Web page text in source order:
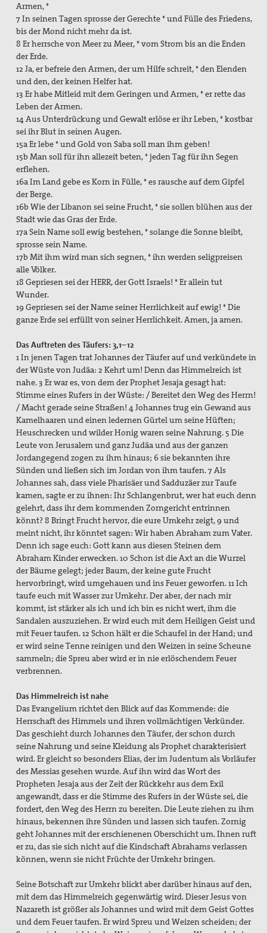
Armen, *
7 In seinen Tagen sprosse der Gerechte * und Fülle des Friedens,
bis der Mond nicht mehr da ist.
8 Er herrsche von Meer zu Meer, * vom Strom bis an die Enden
der Erde.
12 Ja, er befreie den Armen, der um Hilfe schreit, * den Elenden
und den, der keinen Helfer hat.
13 Er habe Mitleid mit dem Geringen und Armen, * er rette das
Leben der Armen.
14 Aus Unterdrückung und Gewalt erlöse er ihr Leben, * kostbar
sei ihr Blut in seinen Augen.
15a Er lebe * und Gold von Saba soll man ihm geben!
15b Man soll für ihn allezeit beten, * jeden Tag für ihn Segen
erflehen.
16a Im Land gebe es Korn in Fülle, * es rausche auf dem Gipfel
der Berge.
16b Wie der Libanon sei seine Frucht, * sie sollen blühen aus der
Stadt wie das Gras der Erde.
17a Sein Name soll ewig bestehen, * solange die Sonne bleibt,
sprosse sein Name.
17b Mit ihm wird man sich segnen, * ihn werden seligpreisen
alle Völker.
18 Gepriesen sei der HERR, der Gott Israels! * Er allein tut
Wunder.
19 Gepriesen sei der Name seiner Herrlichkeit auf ewig! * Die
ganze Erde sei erfüllt von seiner Herrlichkeit. Amen, ja amen.
Das Auftreten des Täufers: 3,1–12
1 In jenen Tagen trat Johannes der Täufer auf und verkündete in
der Wüste von Judäa: 2 Kehrt um! Denn das Himmelreich ist
nahe. 3 Er war es, von dem der Prophet Jesaja gesagt hat:
Stimme eines Rufers in der Wüste: / Bereitet den Weg des Herrn!
/ Macht gerade seine Straßen! 4 Johannes trug ein Gewand aus
Kamelhaaren und einen ledernen Gürtel um seine Hüften;
Heuschrecken und wilder Honig waren seine Nahrung. 5 Die
Leute von Jerusalem und ganz Judäa und aus der ganzen
Jordangegend zogen zu ihm hinaus; 6 sie bekannten ihre
Sünden und ließen sich im Jordan von ihm taufen. 7 Als
Johannes sah, dass viele Pharisäer und Sadduzäer zur Taufe
kamen, sagte er zu ihnen: Ihr Schlangenbrut, wer hat euch denn
gelehrt, dass ihr dem kommenden Zorngericht entrinnen
könnt? 8 Bringt Frucht hervor, die eure Umkehr zeigt, 9 und
meint nicht, ihr könntet sagen: Wir haben Abraham zum Vater.
Denn ich sage euch: Gott kann aus diesen Steinen dem
Abraham Kinder erwecken. 10 Schon ist die Axt an die Wurzel
der Bäume gelegt; jeder Baum, der keine gute Frucht
hervorbringt, wird umgehauen und ins Feuer geworfen. 11 Ich
taufe euch mit Wasser zur Umkehr. Der aber, der nach mir
kommt, ist stärker als ich und ich bin es nicht wert, ihm die
Sandalen auszuziehen. Er wird euch mit dem Heiligen Geist und
mit Feuer taufen. 12 Schon hält er die Schaufel in der Hand; und
er wird seine Tenne reinigen und den Weizen in seine Scheune
sammeln; die Spreu aber wird er in nie erlöschendem Feuer
verbrennen.
Das Himmelreich ist nahe
Das Evangelium richtet den Blick auf das Kommende: die
Herrschaft des Himmels und ihren vollmächtigen Verkünder.
Das geschieht durch Johannes den Täufer, der schon durch
seine Nahrung und seine Kleidung als Prophet charakterisiert
wird. Er gleicht so besonders Elias, der im Judentum als Vorläufer
des Messias gesehen wurde. Auf ihn wird das Wort des
Propheten Jesaja aus der Zeit der Rückkehr aus dem Exil
angewandt, dass er die Stimme des Rufers in der Wüste sei, die
fordert, den Weg des Herrn zu bereiten. Die Leute ziehen zu ihm
hinaus, bekennen ihre Sünden und lassen sich taufen. Zornig
geht Johannes mit der erschienenen Oberschicht um. Ihnen ruft
er zu, das sie sich nicht auf die Kindschaft Abrahams verlassen
können, wenn sie nicht Früchte der Umkehr bringen.
Seine Botschaft zur Umkehr blickt aber darüber hinaus auf den,
mit dem das Himmelreich gegenwärtig wird. Dieser Jesus von
Nazareth ist größer als Johannes und wird mit dem Geist Gottes
und dem Feuer taufen. Er wird Spreu und Weizen scheiden; der